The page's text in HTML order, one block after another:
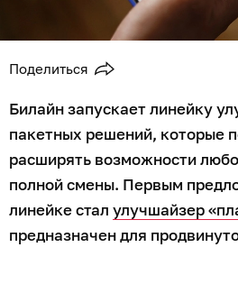
Поделиться
Билайн запускает линейку
пакетных решений, которые
расширять возможности
полной смены. Первым
линейке стал улучшайзер
предназначен для